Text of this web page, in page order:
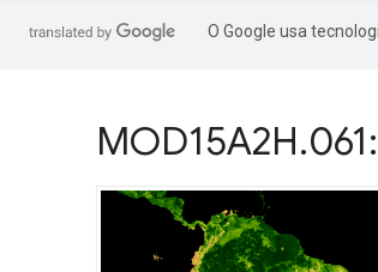
O Google usa
MOD15A2H.